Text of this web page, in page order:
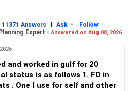
11371 Answers | Ask -
Follow
Expert - Answered on Aug 08, 2026
and worked in gulf for 20
status is as follows 1. FD in
. One I use for self and other